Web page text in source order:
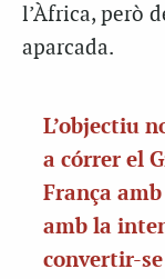
l’Àfrica, però
aparcada.
L’objectiu
a córrer el
França
amb la
convertir-